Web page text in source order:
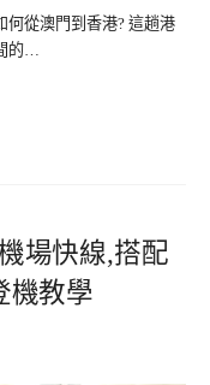
何從澳門到香港? 這趟港
的…
場快線,搭配
機教學